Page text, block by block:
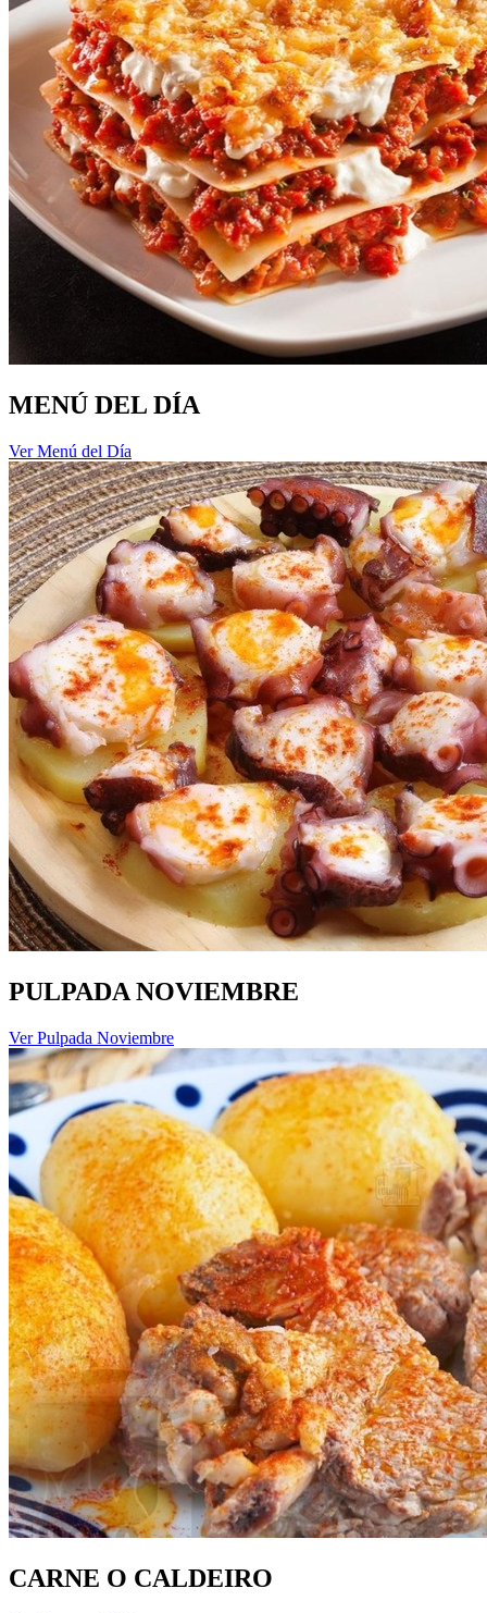
MENÚ DEL DÍA
Ver Menú del Día
PULPADA NOVIEMBRE
Ver Pulpada Noviembre
CARNE O CALDEIRO